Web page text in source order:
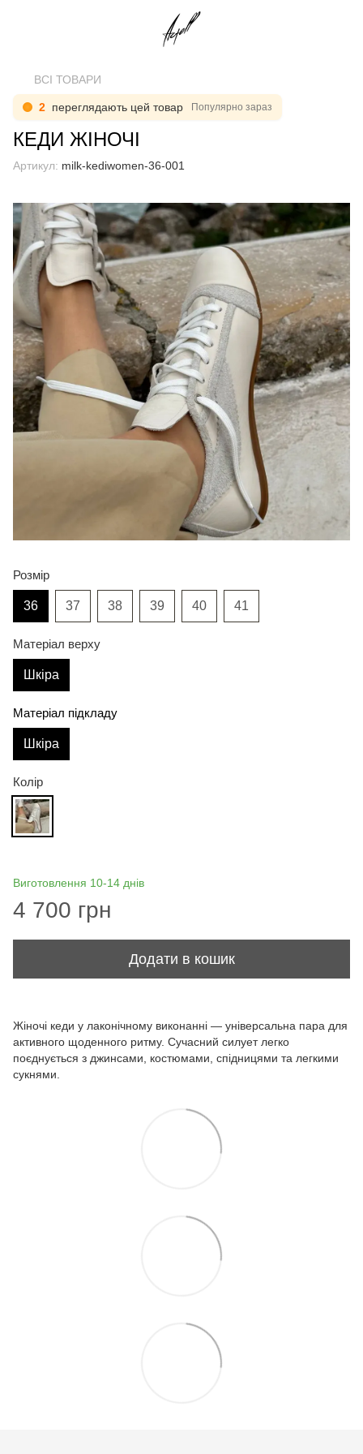
ВСІ ТОВАРИ
2 переглядають цей товар Популярно зараз
КЕДИ ЖІНОЧІ
Артикул: milk-kediwomen-36-001
Розмір
36 37 38 39 40 41
Матеріал верху
Шкіра
Матеріал підкладу
Шкіра
Колір
Виготовлення 10-14 днів
4 700 грн
Додати в кошик
Жіночі кеди у лаконічному виконанні — універсальна пара для
активного щоденного ритму. Сучасний силует легко
поєднується з джинсами, костюмами, спідницями та легкими
сукнями.